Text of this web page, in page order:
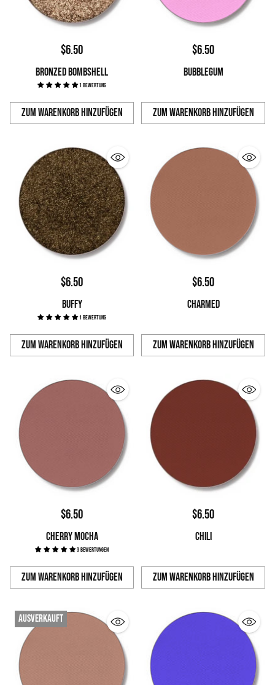
$6.50
BRONZED BOMBSHELL
1 Bewertung
Zum Warenkorb hinzufügen
Anzahl
$6.50
BUBBLEGUM
Zum Warenkorb hinzufügen
Anzahl
$6.50
BUFFY
1 Bewertung
Zum Warenkorb hinzufügen
Anzahl
$6.50
CHARMED
Zum Warenkorb hinzufügen
Anzahl
$6.50
CHERRY MOCHA
3 Bewertungen
Zum Warenkorb hinzufügen
Anzahl
$6.50
CHILI
Zum Warenkorb hinzufügen
Anzahl
Ausverkauft